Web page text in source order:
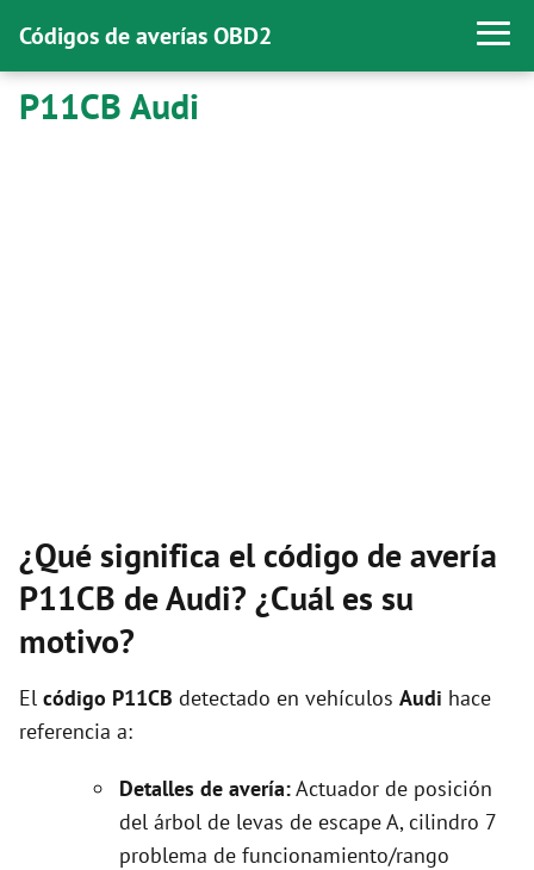
Códigos de averías OBD2
P11CB Audi
¿Qué significa el código de avería
P11CB de Audi? ¿Cuál es su
motivo?
El código P11CB detectado en vehículos Audi hace
referencia a:
Detalles de avería:Actuador de posición
del árbol de levas de escape A, cilindro 7
problema de funcionamiento/rango